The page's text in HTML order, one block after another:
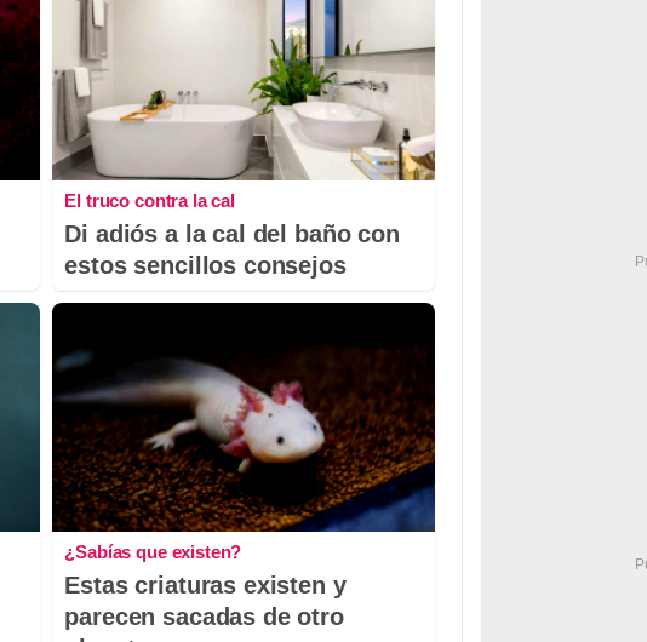
El truco contra la cal
Di adiós a la cal del baño con
estos sencillos consejos
¿Sabías que existen?
Estas criaturas existen y
parecen sacadas de otro